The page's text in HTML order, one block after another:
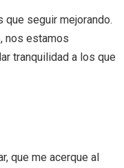
que seguir mejorando.
nos estamos
tranquilidad a los que
que me acerque al